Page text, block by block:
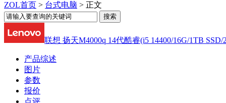
ZOL首页 > 台式电脑 > 正文
联想 扬天M4000q 14代酷睿(i5 14400/16G/1TB SSD/
产品综述
图片
参数
报价
点评